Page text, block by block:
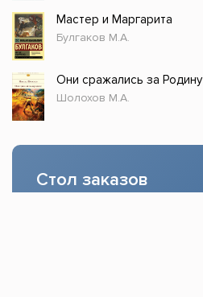
Мастер и Маргарита
Булгаков М.А.
Они сражались за Родину
Шолохов М.А.
Стол заказов